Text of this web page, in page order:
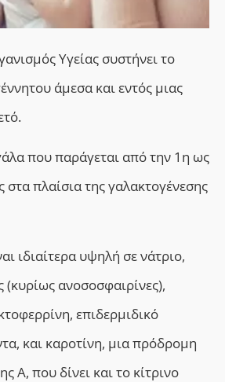
Υγείας συστήνει το
άμεσα και εντός μιας
που παράγεται από την 1η ως
πλαίσια της γαλακτογένεσης
ιδιαίτερα υψηλή σε νάτριο,
(κυρίως ανοσοσφαιρίνες),
επιδερμιδικό
και καροτίνη, μια πρόδρομη
Α, που δίνει και το κίτρινο